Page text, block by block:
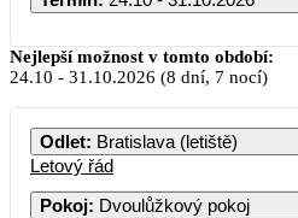
Nejlepší možnost v tomto období:
24.10 - 31.10.2026 (8 dní, 7 nocí)
Odlet: Bratislava (letiště)
Letový řád
Pokoj: Dvoulůžkový pokoj